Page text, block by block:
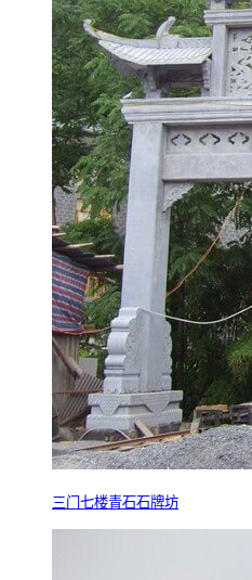
三门七楼青石石牌坊